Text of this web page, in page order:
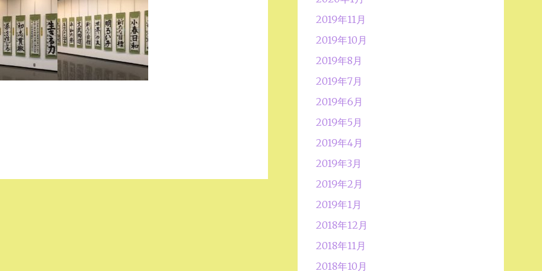
2019年11月
2019年10月
2019年8月
2019年7月
2019年6月
2019年5月
2019年4月
2019年3月
2019年2月
2019年1月
2018年12月
2018年11月
2018年10月